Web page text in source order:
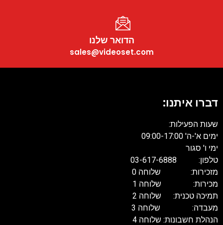
הדואר שלנו
sales@videoset.com
דברו איתנו:
שעות הפעילות:
ימים א'-ה' 09:00-17:00
ימי ו' סגור
טלפון: 03-617-6888
מזכירות: שלוחה 0
מכירות: שלוחה 1
תמיכה טכנית: שלוחה 2
מעבדה: שלוחה 3
הנהלת חשבונות: שלוחה 4